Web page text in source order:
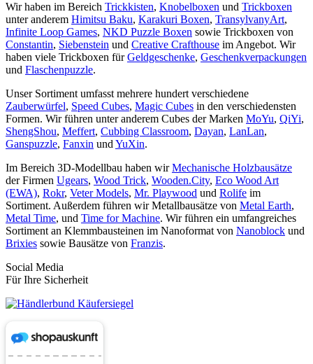
Wir haben im Bereich Trickkisten, Knobelboxen und Trickboxen
unter anderem Himitsu Baku, Karakuri Boxen, TransylvanyArt,
Infinite Loop Games, NKD Puzzle Boxen sowie Trickboxen von
Constantin, Siebenstein und Creative Crafthouse im Angebot. Wir
haben viele Trickboxen fürGeldgeschenke, Geschenkverpackungen
und Flaschenpuzzle.
Unser Sortiment umfasst mehrere hundert verschiedene
Zauberwürfel, Speed Cubes, Magic Cubes in den verschiedensten
Formen. Wir führen unter anderem Cubes der Marken MoYu, QiYi,
ShengShou, Meffert, Cubbing Classroom, Dayan, LanLan,
Ganspuzzle, Fanxin und YuXin.
Im Bereich 3D-Modellbau haben wirMechanische Holzbausätze
der Firmen Ugears, Wood Trick, Wooden.City, Eco Wood Art
(EWA), Rokr, Veter Models, Mr. Playwood und Rolife im
Sortiment. Außerdem führen wir Metallbausätze von Metal Earth,
Metal Time, und Time for Machine. Wir führen ein umfangreiches
Sortiment an Klemmbausteinen im Nanoformat von Nanoblock und
Brixies sowie Bausätze von Franzis.
Social Media
Für Ihre Sicherheit